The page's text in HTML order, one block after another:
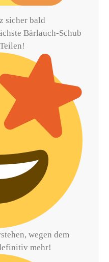
sicher bald
Bärlauch-Schub
wegen dem
mehr!